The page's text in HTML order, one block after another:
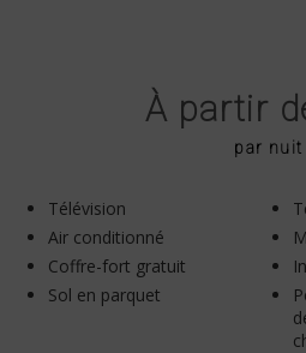
À partir
par nuit
Télévision
Air conditionné
Coffre-fort gratuit
Sol en parquet